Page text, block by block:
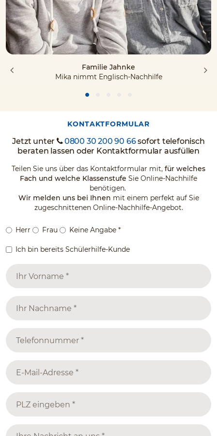
Familie Jahnke
Mika nimmt Englisch-Nachhilfe
KONTAKTFORMULAR
Jetzt unter 0800 30 200 90 66sofort telefonisch
beraten lassen oder Kontaktformular ausfüllen
Teilen Sie uns über das Kontaktformular mit, für welches
Fach und welche Klassenstufe Sie Online-Nachhilfe
benötigen.
Wir melden uns bei Ihnen mit einem perfekt auf Sie
zugeschnittenen Online-Nachhilfe-Angebot.
Herr Frau Keine Angabe *
Ich bin bereits Schülerhilfe-Kunde